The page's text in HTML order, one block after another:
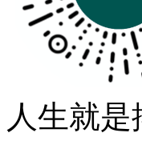
人生就